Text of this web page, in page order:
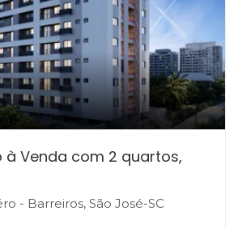
Venda com 2 quartos,
- Barreiros, São José-SC